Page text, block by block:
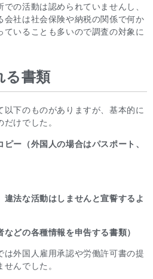
の活動は認められていませんし、
会社は社会保険や納税の関係で何か
ていることも多いので調査の対象に
る書類
以下のものがありますが、基本的に
けでした。
ピー（外国人の場合はパスポート、
違法な活動はしませんと宣誓するよ
などの各種情報を申告する書類）
は外国人雇用承認や労働許可書の提
んでした。